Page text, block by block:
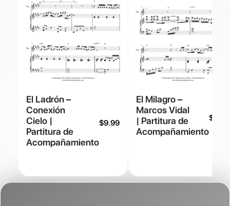
El Ladrón –
Conexión
Cielo |
Partitura de
Acompañamiento
$9.99
El Milagro –
Marcos Vidal
| Partitura de
Acompañamiento
$